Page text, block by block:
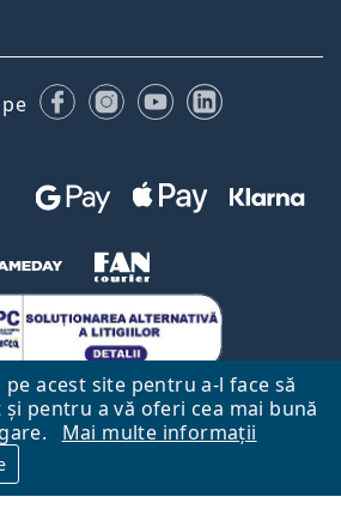
acest site pentru a-l face să
pentru a vă oferi cea mai bună
Mai multe informații
FacebookInstagram
YouTubeLinkedIn
Principală Mai sus